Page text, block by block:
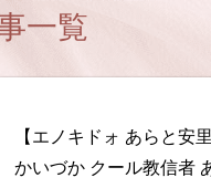
一覧
【エノキドォ あらと安
かいづか クール教信者